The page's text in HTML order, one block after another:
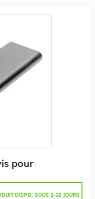
pour
DISPO. SOUS 2-10 JOURS